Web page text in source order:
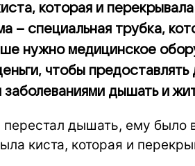
которая и
– специальная трубка,
нужно медицинское
чтобы
заболеваниями дышать и
дышать, ему было
киста, которая и